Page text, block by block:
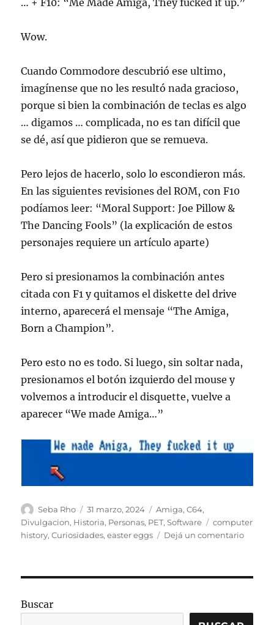
… + F10: “Me Made Amiga, They fucked it up.”
Wow.
Cuando Commodore descubrió ese ultimo,
imagínense que no les resultó nada gracioso,
porque si bien la combinación de teclas es algo
… digamos … complicada, no es tan difícil que
se dé, así que pidieron que se remueva.
Pero lejos de hacerlo, solo lo escondieron más.
En las siguientes revisiones del ROM, con F10
podíamos leer: “Moral Support: Joe Pillow &
The Dancing Fools” (la explicación de estos
personajes requiere un artículo aparte)
Pero si presionamos la combinación antes
citada con F1 y quitamos el diskette del drive
interno, aparecerá el mensaje “The Amiga,
Born a Champion”.
Pero esto no es todo. Si luego, sin soltar nada,
presionamos el botón izquierdo del mouse y
volvemos a introducir el disquette, vuelve a
aparecer “We made Amiga…”
Autor
Seba Rho
Publicado
el
31 marzo, 2024 Categorías
Amiga,C64,
Divulgacion, Historia, Personas, PET,Software Etiquetas
computer
history,Curiosidades,easter eggs Dejá un comentarioen
Pascua
Buscar